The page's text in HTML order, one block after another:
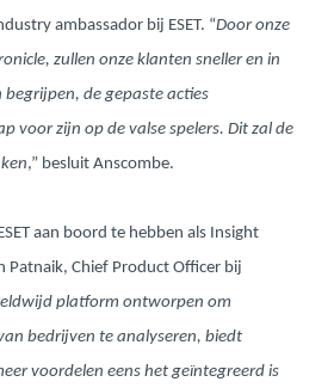
ambassador bij ESET. “Door onze
zullen onze klanten sneller en in
de gepaste acties
voor zijn op de valse spelers. Dit zal de
,” besluit Anscombe.
aan boord te hebben als Insight
Patnaik, Chief Product Officer bij
platform ontworpen om
bedrijven te analyseren, biedt
voordelen eens het geïntegreerd is